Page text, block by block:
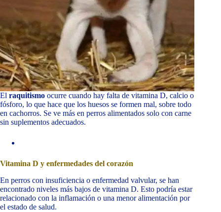
El raquitismo ocurre cuando hay falta de vitamina D, calcio o
fósforo, lo que hace que los huesos se formen mal, sobre todo
en cachorros. Se ve más en perros alimentados solo con carne
sin suplementos adecuados.
Vitamina D y enfermedades del corazón
En perros con insuficiencia o enfermedad valvular, se han
encontrado niveles más bajos de vitamina D. Esto podría estar
relacionado con la inflamación o una menor alimentación por
el estado de salud.